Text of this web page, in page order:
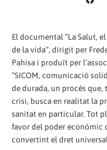
El documental “La Salut,
de la vida“, dirigit per
Pahisa i produït per
“SICOM, comunicació
de durada, un procés
crisi, busca en realitat la
sanitat en particular. Tot
favor del poder econòmic
convertint el dret